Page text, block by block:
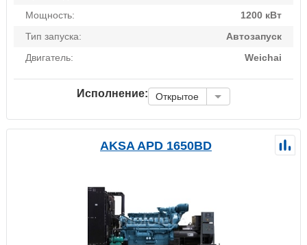
Мощность:
1200 кВт
Тип запуска:
Автозапуск
Двигатель:
Weichai
Исполнение: Открытое
AKSA APD 1650BD